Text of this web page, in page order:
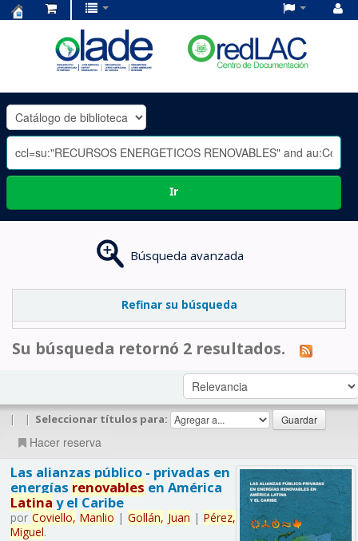
OLADE
-
Ir
Búsqueda avanzada
Refinar su búsqueda
Su búsqueda retornó 2 resultados.
| | Seleccionar títulos para:
Hacer reserva
Las alianzas público - privadas en
energías renovables en América
Latina y el Caribe
por Coviello, Manlio | Gollán, Juan | Pérez,
Miguel.